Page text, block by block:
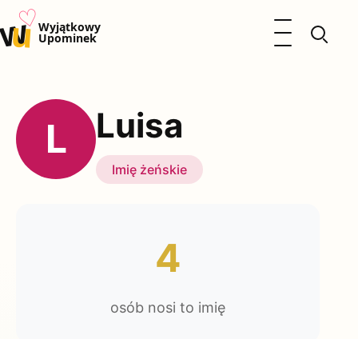
u♡Wyjątkowy
Upominek
Otwórz menu
Kalendarz Imienin
Kobieta
Okazje
Katalog prezentów
L Luisa
Imię żeńskie
4
osób nosi to imię